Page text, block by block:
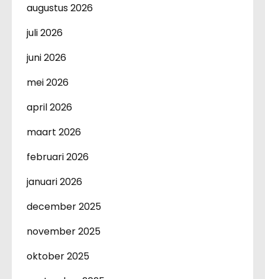
augustus 2026
juli 2026
juni 2026
mei 2026
april 2026
maart 2026
februari 2026
januari 2026
december 2025
november 2025
oktober 2025